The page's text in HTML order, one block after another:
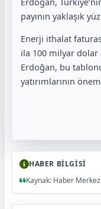
payının yaklaşık
Enerji ithalat
ila 100 milyar dolar
Erdoğan, bu
yatırımlarının
HABER BİLGİSİ
Kaynak: Haber Merkezi